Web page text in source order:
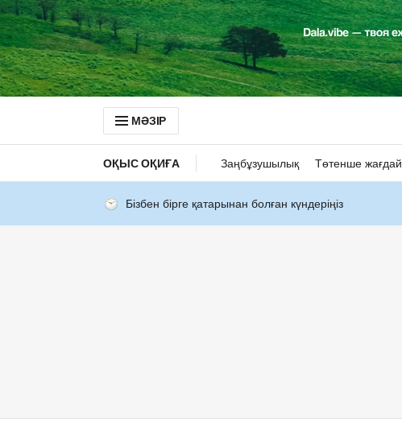
МӘЗІР
ОҚЫС ОҚИҒА Заңбұзушылық Төтенше жағдай
Бізбен бірге қатарынан болған күндеріңіз